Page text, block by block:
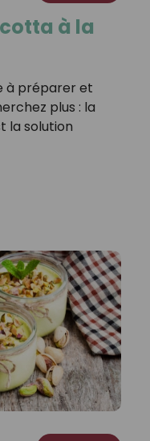
à la
à préparer et
plus : la
la solution